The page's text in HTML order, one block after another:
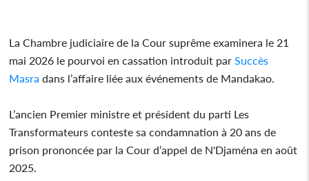
La Chambre judiciaire de la Cour suprême examinera le 21
mai 2026 le pourvoi en cassation introduit parSuccès
Masra dans l’affaire liée aux événements de Mandakao.
L’ancien Premier ministre et président du parti Les
Transformateurs conteste sa condamnation à 20 ans de
prison prononcée par la Cour d’appel de N'Djaména en août
2025.